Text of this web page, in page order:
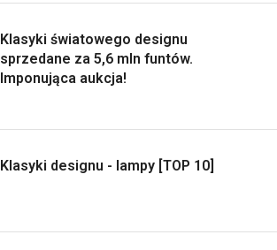
Klasyki światowego designu
sprzedane za 5,6 mln funtów.
Imponująca aukcja!
Klasyki designu - lampy [TOP 10]